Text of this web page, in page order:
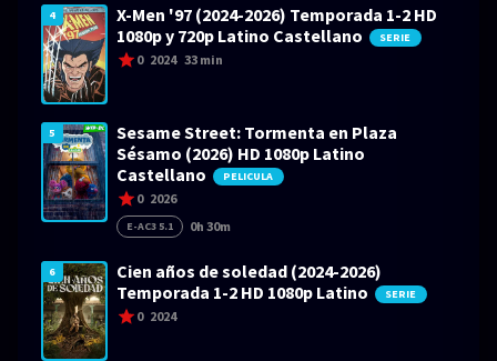
4
X-Men '97 (2024-2026) Temporada 1-2 HD
1080p y 720p Latino Castellano
SERIE
0 2024 33 min
5
Sesame Street: Tormenta en Plaza
Sésamo (2026) HD 1080p Latino
Castellano
PELICULA
0 2026
E-AC3 5.1 0h 30m
6
Cien años de soledad (2024-2026)
Temporada 1-2 HD 1080p Latino
SERIE
0 2024